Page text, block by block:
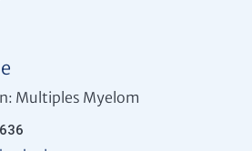
Multiples Myelom